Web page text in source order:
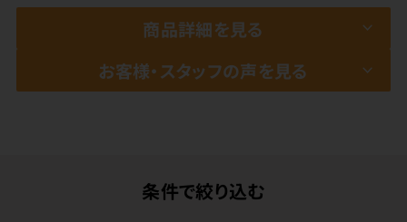
商品詳細を見る
お客様・スタッフの声を見る
条件で絞り込む